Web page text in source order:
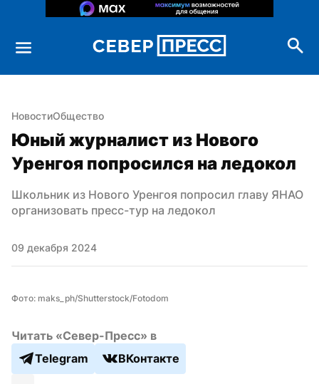
НовостиОбщество
Юный журналист из Нового
Уренгоя попросился на ледокол
Школьник из Нового Уренгоя попросил главу ЯНАО
организовать пресс-тур на ледокол
09 декабря 2024
Фото: maks_ph/Shutterstock/Fotodom
Читать «Север-Пресс» в
Telegram
ВКонтакте